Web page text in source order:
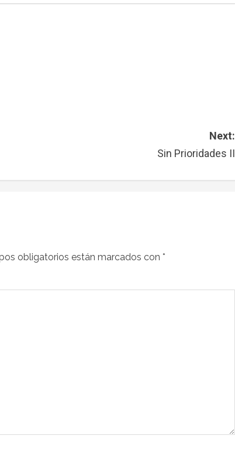
Next:
Sin Prioridades II
obligatorios están marcados con *